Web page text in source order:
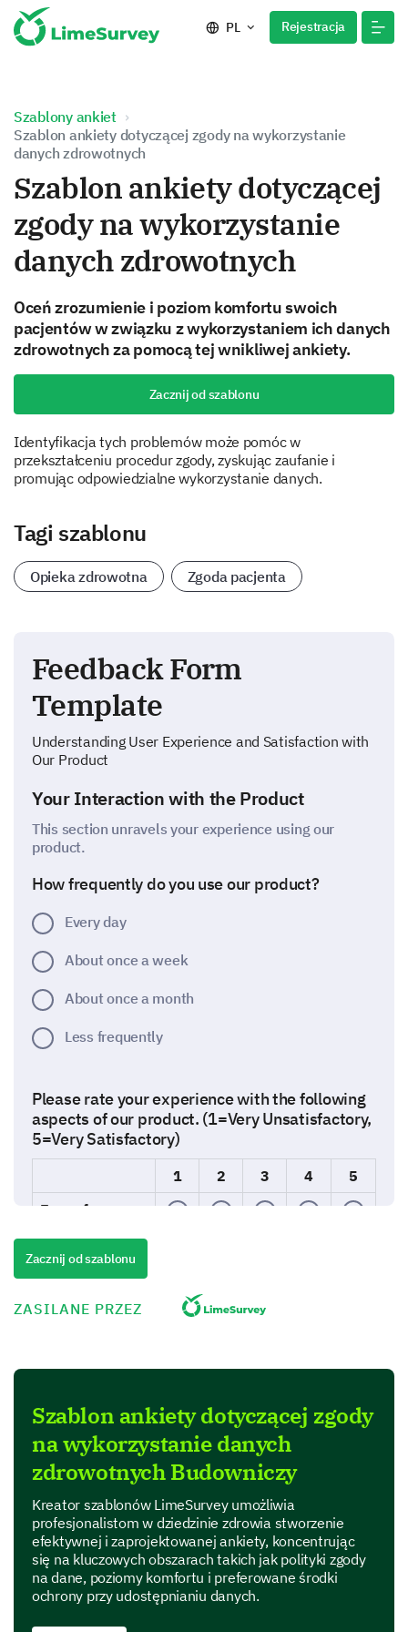
PL Rejestracja
Szablony ankiet
Szablon ankiety dotyczącej zgody na wykorzystanie
danych zdrowotnych
Szablon ankiety dotyczącej
zgody na wykorzystanie
danych zdrowotnych
Oceń zrozumienie i poziom komfortu swoich
pacjentów w związku z wykorzystaniem ich danych
zdrowotnych za pomocą tej wnikliwej ankiety.
Zacznij od szablonu
Identyfikacja tych problemów może pomóc w
przekształceniu procedur zgody, zyskując zaufanie i
promując odpowiedzialne wykorzystanie danych.
Tagi szablonu
Opieka zdrowotna Zgoda pacjenta
Feedback Form
Template
Understanding User Experience and Satisfaction with
Our Product
Your Interaction with the Product
This section unravels your experience using our
product.
How frequently do you use our product?
Every day
About once a week
About once a month
Less frequently
Please rate your experience with the following
aspects of our product. (1=Very Unsatisfactory,
5=Very Satisfactory)
1 2 3 4
5
Ease of use
Performance
In this section, we are interested in your perspective
on specific features of our product.
Which features of our product do you find most
useful? (Select all that apply)
Feature A
Feature B
Zacznij od szablonu
ZASILANE PRZEZ
Szablon ankiety dotyczącej zgody
na wykorzystanie danych
zdrowotnych Budowniczy
Kreator szablonów LimeSurvey umożliwia
profesjonalistom w dziedzinie zdrowia stworzenie
efektywnej i zaprojektowanej ankiety, koncentrując
się na kluczowych obszarach takich jak polityki zgody
na dane, poziomy komfortu i preferowane środki
ochrony przy udostępnianiu danych.